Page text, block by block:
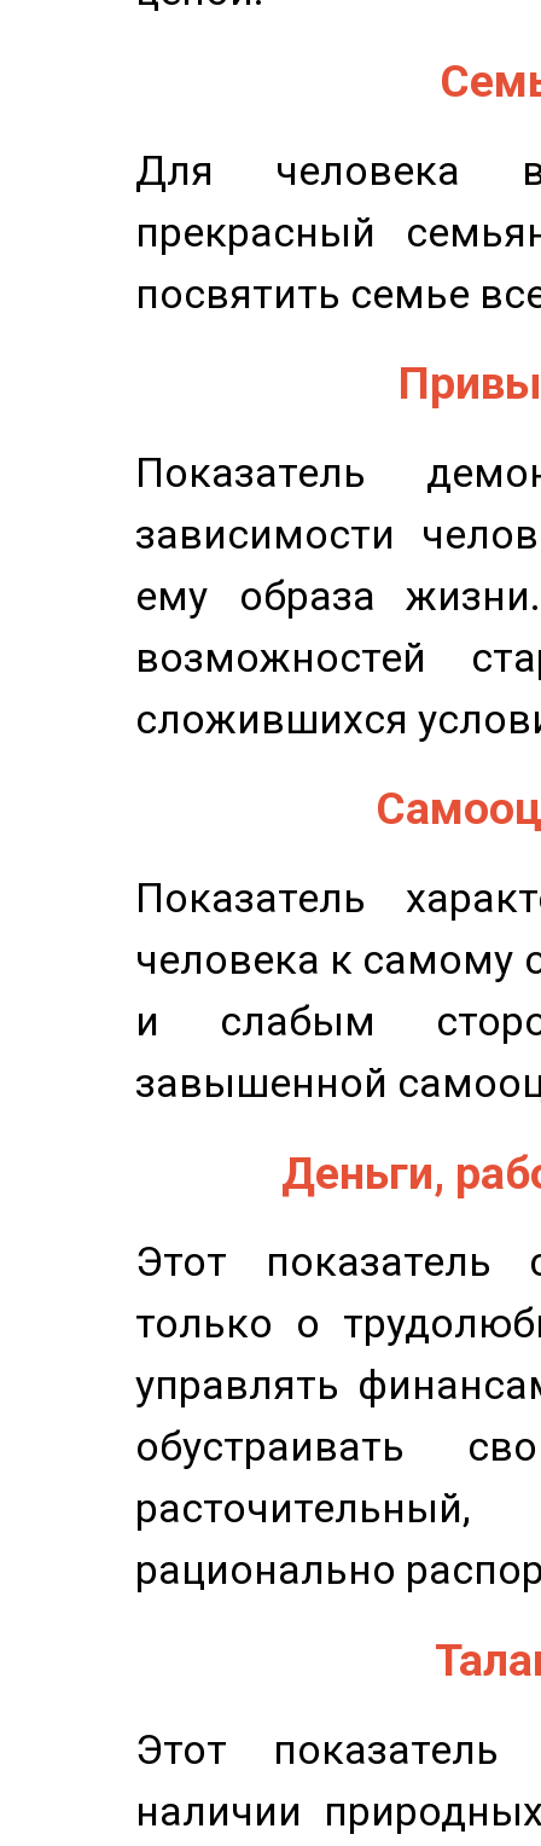
Для человека
прекрасный
посвятить семье
Показатель
зависимости
ему образа
возможностей
сложившихся
Показатель
человека к самому
и слабым
завышенной
Деньги,
Этот показатель
только о
управлять
обустраивать
рационально
Этот показатель
наличии